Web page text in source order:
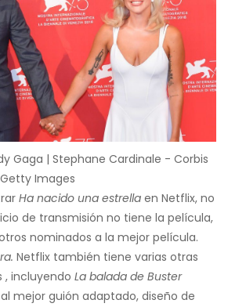
Gaga | Stephane Cardinale - Corbis
Images
Ha nacido una estrella en Netflix, no
de transmisión no tiene la película,
nominados a la mejor película.
Netflix también tiene varias otras
, incluyendo La balada de Buster
mejor guión adaptado, diseño de